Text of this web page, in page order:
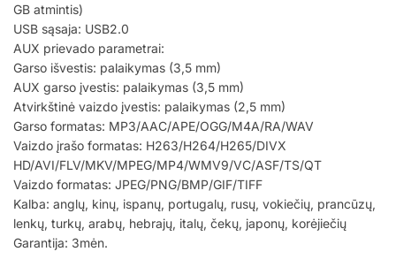
GB atmintis)
USB sąsaja: USB2.0
AUX prievado parametrai:
Garso išvestis: palaikymas (3,5 mm)
AUX garso įvestis: palaikymas (3,5 mm)
Atvirkštinė vaizdo įvestis: palaikymas (2,5 mm)
Garso formatas: MP3/AAC/APE/OGG/M4A/RA/WAV
Vaizdo įrašo formatas: H263/H264/H265/DIVX
HD/AVI/FLV/MKV/MPEG/MP4/WMV9/VC/ASF/TS/QT
Vaizdo formatas: JPEG/PNG/BMP/GIF/TIFF
Kalba: anglų, kinų, ispanų, portugalų, rusų, vokiečių, prancūzų,
lenkų, turkų, arabų, hebrajų, italų, čekų, japonų, korėjiečių
Garantija: 3mėn.